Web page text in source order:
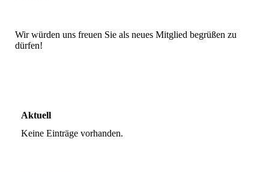
Wir würden uns freuen Sie als neues Mitglied begrüßen zu
dürfen!
Aktuell
Keine Einträge vorhanden.